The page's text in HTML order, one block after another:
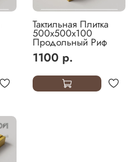
Тактильная Плитка
500х500х100
Продольный Риф
1100 р.